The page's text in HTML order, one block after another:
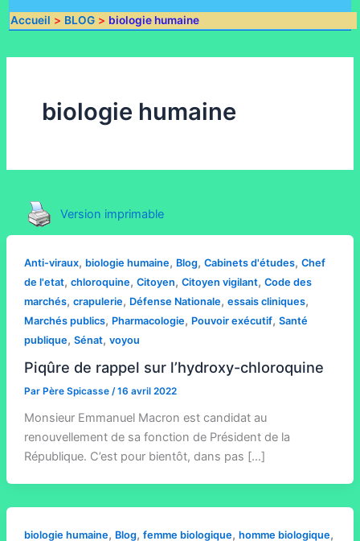
Accueil BLOG biologie humaine
biologie humaine
Version imprimable
Anti-viraux, biologie humaine, Blog, Cabinets d'études, Chef
de l'etat, chloroquine, Citoyen, Citoyen vigilant, Code des
marchés, crapulerie, Défense Nationale, essais cliniques,
Marchés publics, Pharmacologie, Pouvoir exécutif, Santé
publique, Sénat, voyou
Piqûre de rappel sur l’hydroxy-chloroquine
Par Père Spicasse /16 avril 2022
Monsieur Emmanuel Macron est candidat au
renouvellement de sa fonction de Président de la
République. C’est pour bientôt, dans pas […]
biologie humaine, Blog, femme biologique, homme biologique,